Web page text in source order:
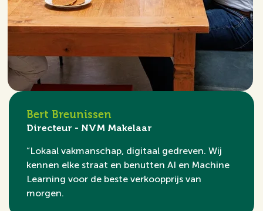
Bert Breunissen
Directeur - NVM Makelaar
“Lokaal vakmanschap, digitaal gedreven. Wij
kennen elke straat en benutten AI en Machine
Learning voor de beste verkoopprijs van
morgen.